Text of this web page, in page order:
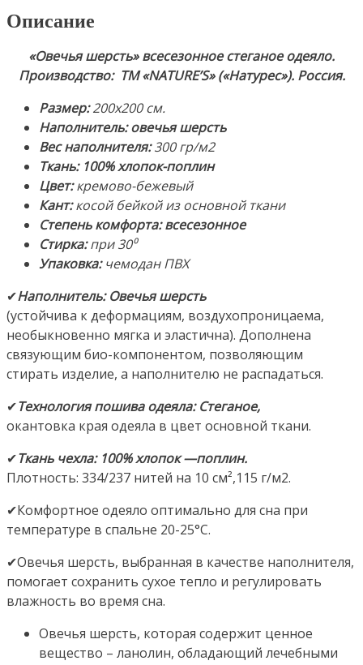
овечьей
шерсти.
Ткань:
100%
Хлопок-
Поплин.
Производство:
ТМ
«NATURE'S»
(«Натурес»).
Россия
Описание
«Овечья шерсть» всесезонное стеганое одеяло.
Производство: ТМ «NATURE’S» («Натурес»). Россия.
Размер:200х200 см.
Наполнитель: овечья шерсть
Вес наполнителя:300 гр/м2
Ткань: 100% хлопок-поплин
Цвет:кремово-бежевый
Кант:косой бейкой из основной ткани
Степень комфорта: всесезонное
Стирка:при 30⁰
Упаковка:чемодан ПВХ
✔Наполнитель: Овечья шерсть
(устойчива к деформациям, воздухопроницаема,
необыкновенно мягка и эластична). Дополнена
связующим био-компонентом, позволяющим
стирать изделие, а наполнителю не распадаться.
✔Технология пошива одеяла: Стеганое,
окантовка края одеяла в цвет основной ткани.
✔Ткань чехла: 100% хлопок —поплин.
Плотность: 334/237 нитей на 10 см²,115 г/м2.
✔Комфортное одеяло оптимально для сна при
температуре в спальне 20-25°С.
✔Овечья шерсть, выбранная в качестве наполнителя,
помогает сохранить сухое тепло и регулировать
влажность во время сна.
Овечья шерсть, которая содержит ценное
вещество – ланолин, обладающий лечебными